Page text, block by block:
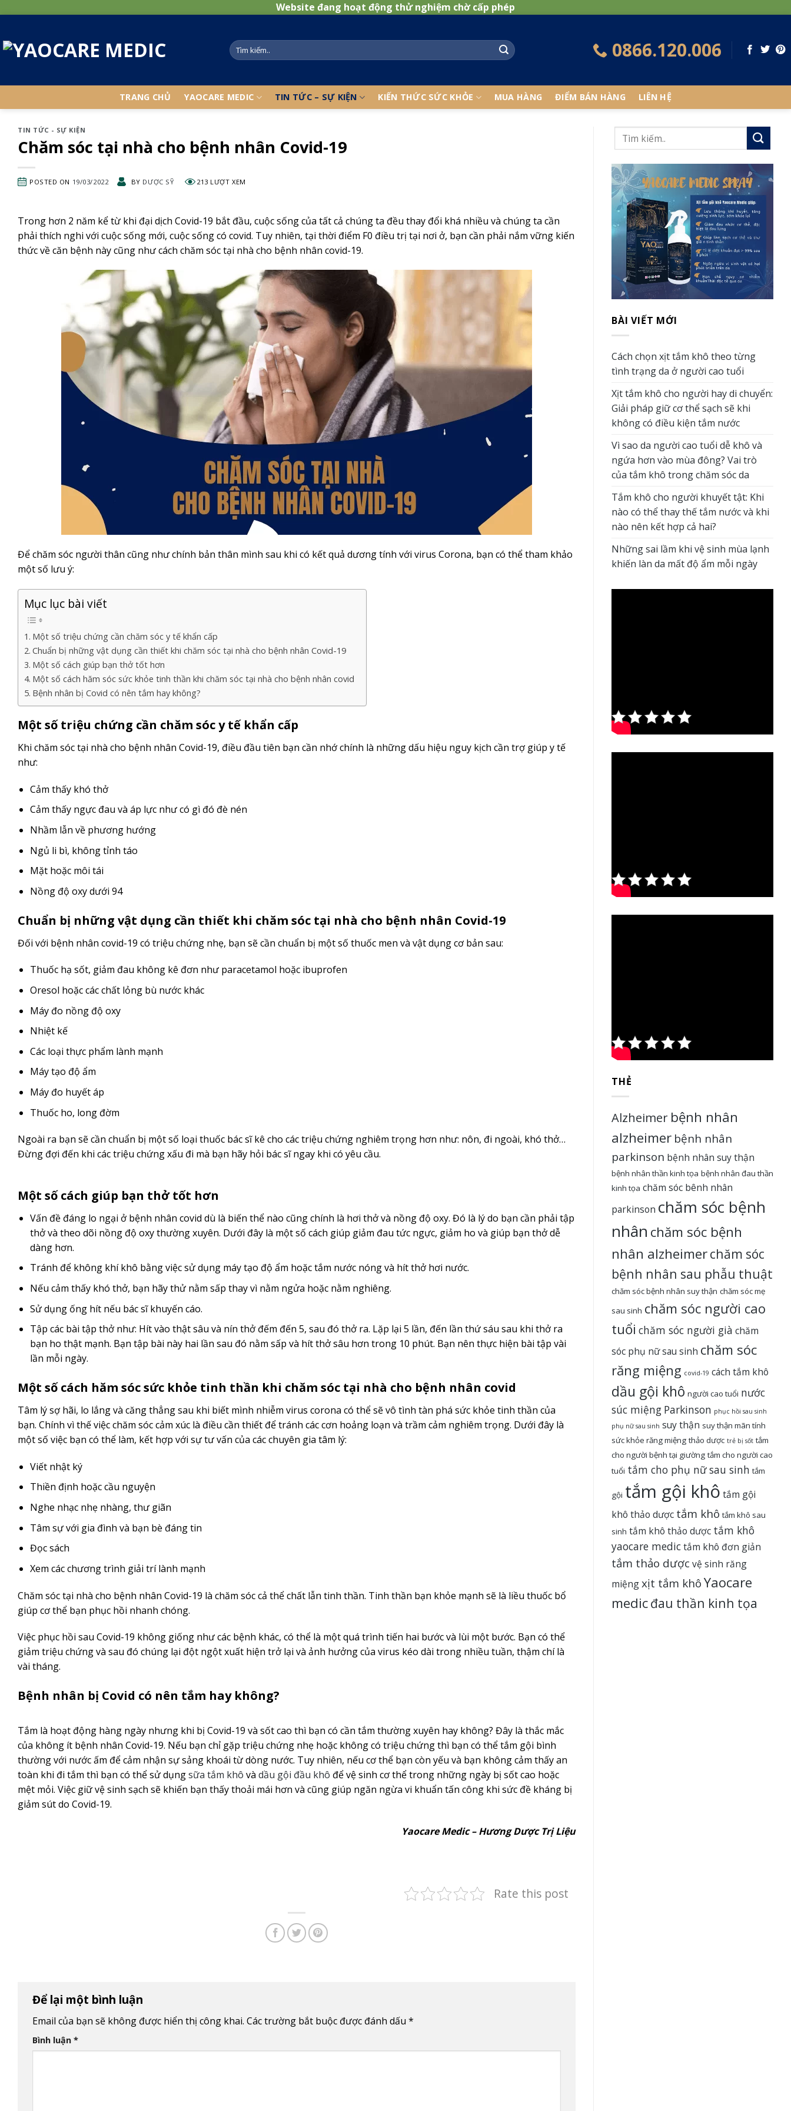
Website đang hoạt động thử nghiệm chờ cấp phép
content
0866.120.006
TRANG CHỦ YAOCARE MEDIC TIN TỨC – SỰ KIỆN KIẾN THỨC SỨC KHỎE MUA HÀNG ĐIỂM BÁN HÀNG LIÊN HỆ
TIN TỨC - SỰ KIỆN
Chăm sóc tại nhà cho bệnh nhân Covid-19
POSTED ON 19/03/2022 BY DƯỢC SỸ 213 LƯỢT XEM
Trong hơn 2 năm kể từ khi đại dịch Covid-19 bắt đầu, cuộc sống của tất cả chúng ta đều thay đổi khá nhiều và chúng ta cần
phải thích nghi với cuộc sống mới, cuộc sống có covid. Tuy nhiên, tại thời điểm F0 điều trị tại nơi ở, bạn cần phải nắm vững kiến
thức về căn bệnh này cũng như cách chăm sóc tại nhà cho bệnh nhân covid-19.
Để chăm sóc người thân cũng như chính bản thân mình sau khi có kết quả dương tính với virus Corona, bạn có thể tham khảo
một số lưu ý:
Mục lục bài viết
Một số triệu chứng cần chăm sóc y tế khẩn cấp
Chuẩn bị những vật dụng cần thiết khi chăm sóc tại nhà cho bệnh nhân Covid-19
Một số cách giúp bạn thở tốt hơn
Một số cách hăm sóc sức khỏe tinh thần khi chăm sóc tại nhà cho bệnh nhân covid
Bệnh nhân bị Covid có nên tắm hay không?
Một số triệu chứng cần chăm sóc y tế khẩn cấp
Khi chăm sóc tại nhà cho bệnh nhân Covid-19, điều đầu tiên bạn cần nhớ chính là những dấu hiệu nguy kịch cần trợ giúp y tế
như:
Cảm thấy khó thở
Cảm thấy ngực đau và áp lực như có gì đó đè nén
Nhầm lẫn về phương hướng
Ngủ li bì, không tỉnh táo
Mặt hoặc môi tái
Nồng độ oxy dưới 94
Chuẩn bị những vật dụng cần thiết khi chăm sóc tại nhà cho bệnh nhân Covid-19
Đối với bệnh nhân covid-19 có triệu chứng nhẹ, bạn sẽ cần chuẩn bị một số thuốc men và vật dụng cơ bản sau:
Thuốc hạ sốt, giảm đau không kê đơn như paracetamol hoặc ibuprofen
Oresol hoặc các chất lỏng bù nước khác
Máy đo nồng độ oxy
Nhiệt kế
Các loại thực phẩm lành mạnh
Máy tạo độ ẩm
Máy đo huyết áp
Thuốc ho, long đờm
Ngoài ra bạn sẽ cần chuẩn bị một số loại thuốc bác sĩ kê cho các triệu chứng nghiêm trọng hơn như: nôn, đi ngoài, khó thở…
Đừng đợi đến khi các triệu chứng xấu đi mà bạn hãy hỏi bác sĩ ngay khi có yêu cầu.
Một số cách giúp bạn thở tốt hơn
Vấn đề đáng lo ngại ở bệnh nhân covid dù là biến thể nào cũng chính là hơi thở và nồng độ oxy. Đó là lý do bạn cần phải tập
thở và theo dõi nồng độ oxy thường xuyên. Dưới đây là một số cách giúp giảm đau tức ngực, giảm ho và giúp bạn thở dễ
dàng hơn.
Tránh để không khí khô bằng việc sử dụng máy tạo độ ẩm hoặc tắm nước nóng và hít thở hơi nước.
Nếu cảm thấy khó thở, bạn hãy thử nằm sấp thay vì nằm ngửa hoặc nằm nghiêng.
Sử dụng ống hít nếu bác sĩ khuyến cáo.
Tập các bài tập thở như: Hít vào thật sâu và nín thở đếm đến 5, sau đó thở ra. Lặp lại 5 lần, đến lần thứ sáu sau khi thở ra
bạn ho thật mạnh. Bạn tập bài này hai lần sau đó nằm sấp và hít thở sâu hơn trong 10 phút. Bạn nên thực hiện bài tập vài
lần mỗi ngày.
Một số cách hăm sóc sức khỏe tinh thần khi chăm sóc tại nhà cho bệnh nhân covid
Tâm lý sợ hãi, lo lắng và căng thẳng sau khi biết mình nhiễm virus corona có thể sẽ vô tình tàn phá sức khỏe tinh thần của
bạn. Chính vì thế việc chăm sóc cảm xúc là điều cần thiết để tránh các cơn hoảng loạn và trầm cảm nghiêm trọng. Dưới đây là
một số việc bạn có thể làm, kết hợp với sự tư vấn của các chuyên gia tâm lý:
Viết nhật ký
Thiền định hoặc cầu nguyện
Nghe nhạc nhẹ nhàng, thư giãn
Tâm sự với gia đình và bạn bè đáng tin
Đọc sách
Xem các chương trình giải trí lành mạnh
Chăm sóc tại nhà cho bệnh nhân Covid-19 là chăm sóc cả thể chất lẫn tinh thần. Tinh thần bạn khỏe mạnh sẽ là liều thuốc bổ
giúp cơ thể bạn phục hồi nhanh chóng.
Việc phục hồi sau Covid-19 không giống như các bệnh khác, có thể là một quá trình tiến hai bước và lùi một bước. Bạn có thể
giảm triệu chứng và sau đó chúng lại đột ngột xuất hiện trở lại và ảnh hưởng của virus kéo dài trong nhiều tuần, thậm chí là
vài tháng.
Bệnh nhân bị Covid có nên tắm hay không?
Tắm là hoạt động hàng ngày nhưng khi bị Covid-19 và sốt cao thì bạn có cần tắm thường xuyên hay không? Đây là thắc mắc
của không ít bệnh nhân Covid-19. Nếu bạn chỉ gặp triệu chứng nhẹ hoặc không có triệu chứng thì bạn có thể tắm gội bình
thường với nước ấm để cảm nhận sự sảng khoái từ dòng nước. Tuy nhiên, nếu cơ thể bạn còn yếu và bạn không cảm thấy an
toàn khi đi tắm thì bạn có thể sử dụngsữa tắm khô và dầu gội đầu khô để vệ sinh cơ thể trong những ngày bị sốt cao hoặc
mệt mỏi. Việc giữ vệ sinh sạch sẽ khiến bạn thấy thoải mái hơn và cũng giúp ngăn ngừa vi khuẩn tấn công khi sức đề kháng bị
giảm sút do Covid-19.
Yaocare Medic – Hương Dược Trị Liệu
Rate this post
Để lại một bình luận
Email của bạn sẽ không được hiển thị công khai. Các trường bắt buộc được đánh dấu *
Bình luận *
BÀI VIẾT MỚI
Cách chọn xịt tắm khô theo từng
tình trạng da ở người cao tuổi
Xịt tắm khô cho người hay di chuyển:
Giải pháp giữ cơ thể sạch sẽ khi
không có điều kiện tắm nước
Vì sao da người cao tuổi dễ khô và
ngứa hơn vào mùa đông? Vai trò
của tắm khô trong chăm sóc da
Tắm khô cho người khuyết tật: Khi
nào có thể thay thế tắm nước và khi
nào nên kết hợp cả hai?
Những sai lầm khi vệ sinh mùa lạnh
khiến làn da mất độ ẩm mỗi ngày
THẺ
Alzheimer bệnh nhân
alzheimer bệnh nhân
parkinson bệnh nhân suy thận
bệnh nhân thần kinh tọa bệnh nhân đau thần
kinh tọa chăm sóc bênh nhân
parkinson chăm sóc bệnh
nhân chăm sóc bệnh
nhân alzheimerchăm sóc
bệnh nhân sau phẫu thuật
chăm sóc bệnh nhân suy thận chăm sóc mẹ
sau sinh chăm sóc người cao
tuổi chăm sóc người già chăm
sóc phụ nữ sau sinh chăm sóc
răng miệng covid-19 cách tắm khô
dầu gội khô người cao tuổi nước
súc miệng Parkinson phục hồi sau sinh
phụ nữ sau sinh suy thận suy thận mãn tính
sức khỏe răng miệng thảo dược trẻ bị sốt tắm
cho người bệnh tại giường tắm cho người cao
tuổi tắm cho phụ nữ sau sinh tắm
gội tắm gội khô tắm gội
khô thảo dược tắm khô tắm khô sau
sinh tắm khô thảo dược tắm khô
yaocare medictắm khô đơn giản
tắm thảo dược vệ sinh răng
miệngxịt tắm khôYaocare
medicđau thần kinh tọa